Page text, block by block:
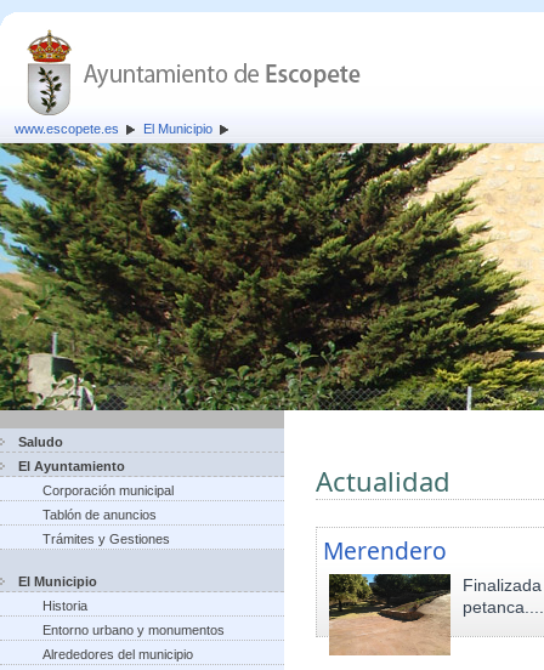
www.escopete.es El Municipio
Saludo
El Ayuntamiento
Corporación municipal
Tablón de anuncios
Trámites y Gestiones
El Municipio
Historia
Entorno urbano y monumentos
Alrededores del municipio
Actualidad
Merendero